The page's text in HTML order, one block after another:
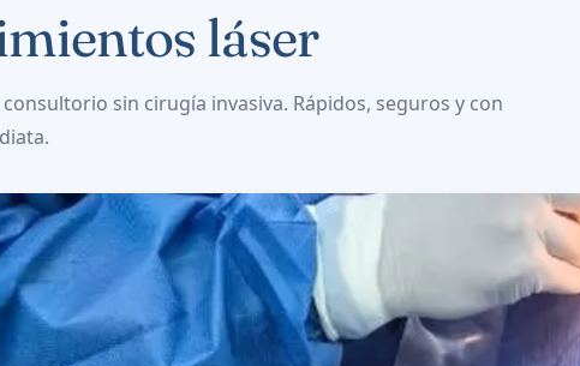
láser
sin cirugía invasiva. Rápidos, seguros y con